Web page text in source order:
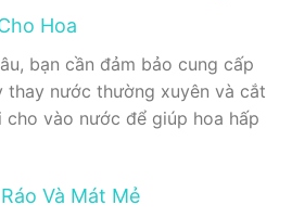
Hoa
bạn cần đảm bảo cung cấp
thay nước thường xuyên và cắt
vào nước để giúp hoa hấp
Và Mát Mẻ